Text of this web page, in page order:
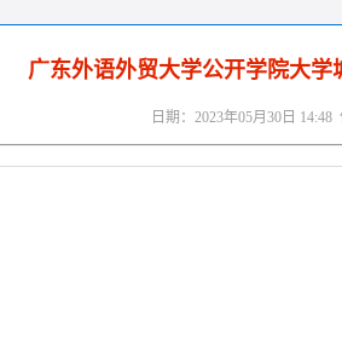
广东外语外贸大学公开学院大学
日期：2023年05月30日 14:48